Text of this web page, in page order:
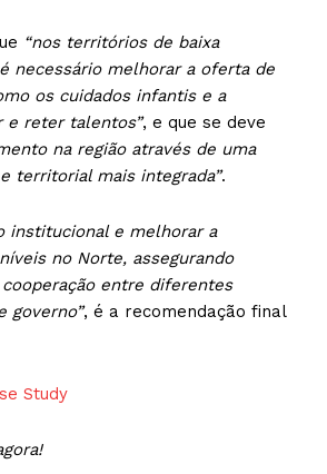
“nos territórios de baixa
necessário melhorar a oferta de
os cuidados infantis e a
e reter talentos”, e que se deve
na região através de uma
territorial mais integrada”.
institucional e melhorar a
no Norte, assegurando
entre diferentes
governo”, é a recomendação final
Study